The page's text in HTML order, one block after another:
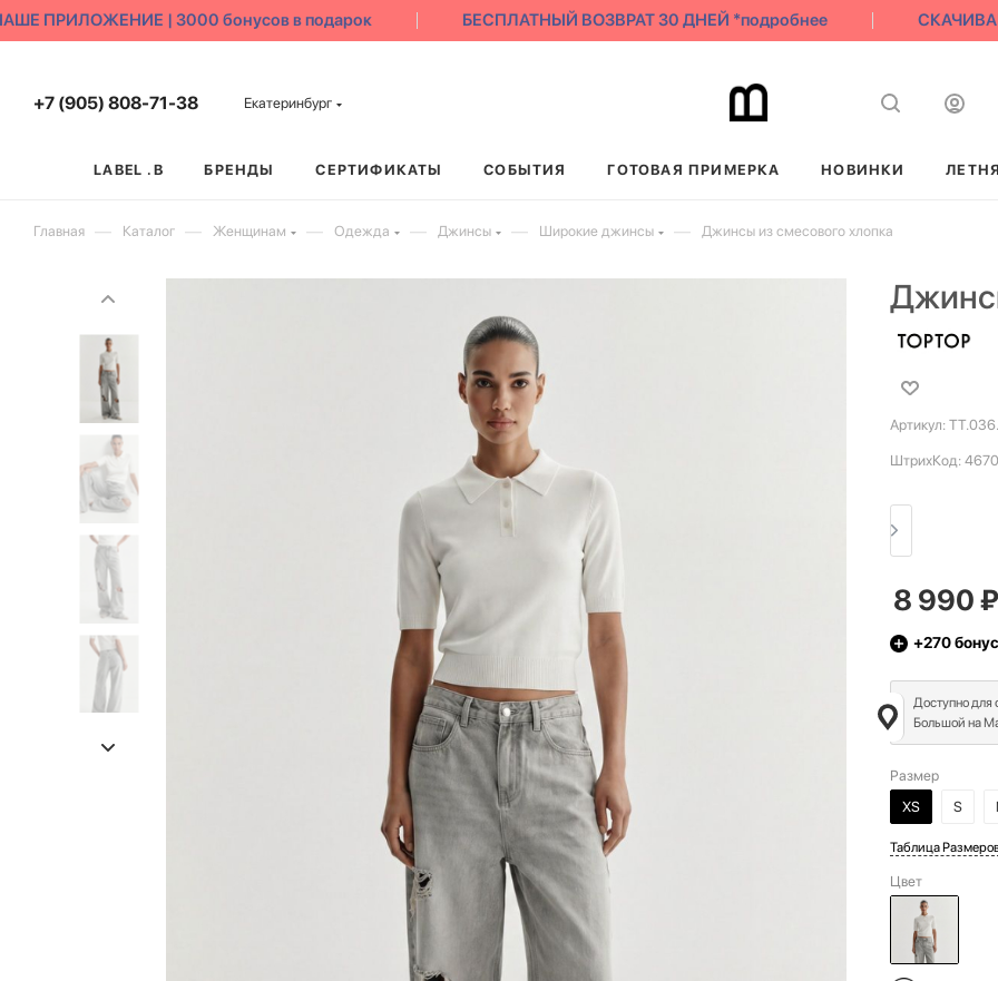
ПРИЛОЖЕНИЕ | 3000 бонусов в подарок БЕСПЛАТНЫЙ ВОЗВРАТ 30 ДНЕЙ *подробнее
+7 (905) 808-71-38 Екатеринбург
LABEL .B БРЕНДЫ СЕРТИФИКАТЫ СОБЫТИЯ ГОТОВАЯ ПРИМЕРКА НОВИНКИ
Главная — Каталог — Женщинам — Одежда — Джинсы — Широкие джинсы — Джинсы из смесового хлопка
Артикул:
ШтрихКод:
8 990₽
+270
Доступно для
Большой на
Размер
XS
S
Таблица
Цвет